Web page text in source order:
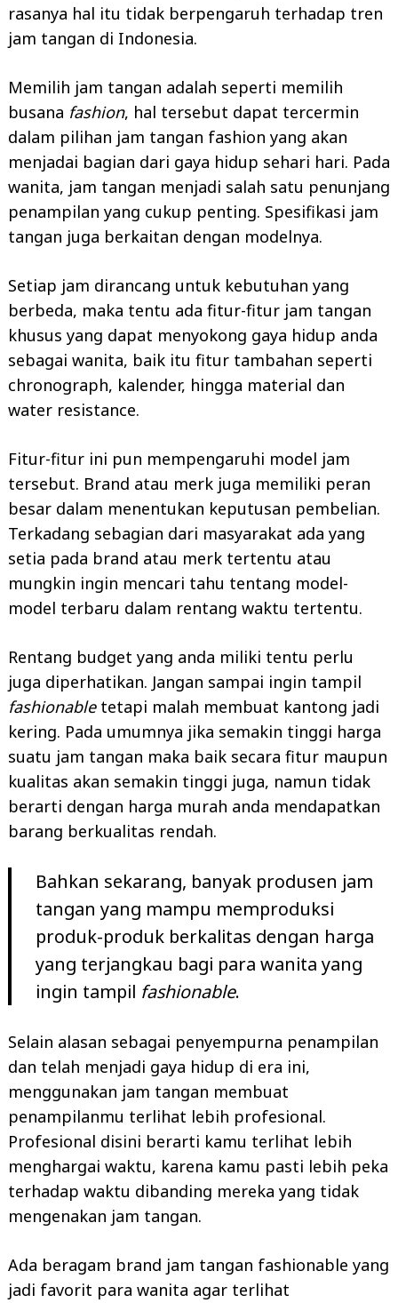
rasanya hal itu tidak berpengaruh terhadap tren
jam tangan di Indonesia.
Memilih jam tangan adalah seperti memilih
busana fashion, hal tersebut dapat tercermin
dalam pilihan jam tangan fashion yang akan
menjadai bagian dari gaya hidup sehari hari. Pada
wanita, jam tangan menjadi salah satu penunjang
penampilan yang cukup penting. Spesifikasi jam
tangan juga berkaitan dengan modelnya.
Setiap jam dirancang untuk kebutuhan yang
berbeda, maka tentu ada fitur-fitur jam tangan
khusus yang dapat menyokong gaya hidup anda
sebagai wanita, baik itu fitur tambahan seperti
chronograph, kalender, hingga material dan
water resistance.
Fitur-fitur ini pun mempengaruhi model jam
tersebut. Brand atau merk juga memiliki peran
besar dalam menentukan keputusan pembelian.
Terkadang sebagian dari masyarakat ada yang
setia pada brand atau merk tertentu atau
mungkin ingin mencari tahu tentang model-
model terbaru dalam rentang waktu tertentu.
Rentang budget yang anda miliki tentu perlu
juga diperhatikan. Jangan sampai ingin tampil
fashionable tetapi malah membuat kantong jadi
kering. Pada umumnya jika semakin tinggi harga
suatu jam tangan maka baik secara fitur maupun
kualitas akan semakin tinggi juga, namun tidak
berarti dengan harga murah anda mendapatkan
barang berkualitas rendah.
Bahkan sekarang, banyak produsen jam
tangan yang mampu memproduksi
produk-produk berkalitas dengan harga
yang terjangkau bagi para wanita yang
ingin tampil fashionable.
Selain alasan sebagai penyempurna penampilan
dan telah menjadi gaya hidup di era ini,
menggunakan jam tangan membuat
penampilanmu terlihat lebih profesional.
Profesional disini berarti kamu terlihat lebih
menghargai waktu, karena kamu pasti lebih peka
terhadap waktu dibanding mereka yang tidak
mengenakan jam tangan.
Ada beragam brand jam tangan fashionable yang
jadi favorit para wanita agar terlihat